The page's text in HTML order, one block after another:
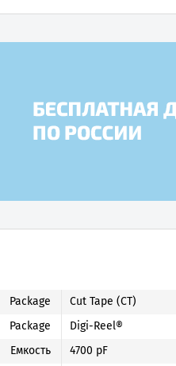
Package
Cut Tape (CT)
Package
Digi-Reel®
Емкость
4700 pF